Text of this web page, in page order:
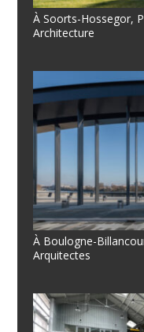
À Soorts-Hossegor,
Architecture
À Boulogne-
Arquitectes